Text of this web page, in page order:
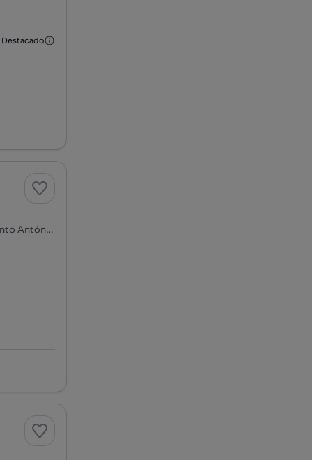
Destacado
Rua de Santa Marta, Av. da Liberdade - Marquês de Pombal, Santo António, Lisboa, Lisboa